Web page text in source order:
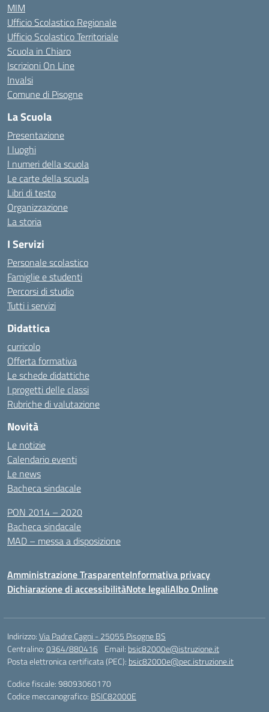
MIM
Ufficio Scolastico Regionale
Ufficio Scolastico Territoriale
Scuola in Chiaro
Iscrizioni On Line
Invalsi
Comune di Pisogne
La Scuola
Presentazione
I luoghi
I numeri della scuola
Le carte della scuola
Libri di testo
Organizzazione
La storia
I Servizi
Personale scolastico
Famiglie e studenti
Percorsi di studio
Tutti i servizi
Didattica
curricolo
Offerta formativa
Le schede didattiche
I progetti delle classi
Rubriche di valutazione
Novità
Le notizie
Calendario eventi
Le news
Bacheca sindacale
PON 2014 – 2020
Bacheca sindacale
MAD – messa a disposizione
Amministrazione TrasparenteInformativa privacy
Dichiarazione di accessibilitàNote legaliAlbo Online
Indirizzo:Via Padre Cagni - 25055 Pisogne BS
Centralino:0364/880416 Email: bsic82000e@istruzione.it
Posta elettronica certificata (PEC): bsic82000e@pec.istruzione.it
Codice fiscale: 98093060170
Codice meccanografico: BSIC82000E